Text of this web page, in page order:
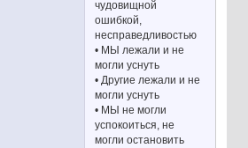
чудовищной
ошибкой,
несправедливостью
• МЫ лежали и не
могли уснуть
• Другие лежали и не
могли уснуть
• МЫ не могли
успокоиться, не
могли остановить